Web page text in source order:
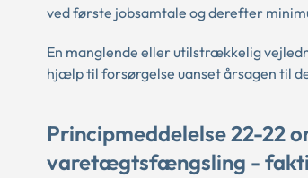
ved første jobsamtale og derefter
En manglende eller utilstrækkelig
hjælp til forsørgelse uanset årsagen til
Principmeddelelse 22-22
varetægtsfængsling -